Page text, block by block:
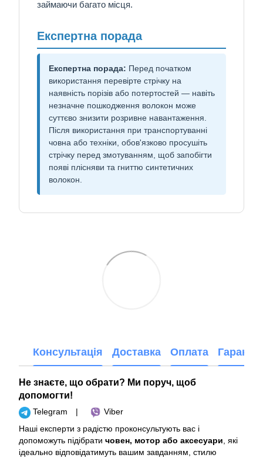
займаючи багато місця.
Експертна порада
Експертна порада: Перед початком
використання перевірте стрічку на
наявність порізів або потертостей — навіть
незначне пошкодження волокон може
суттєво знизити розривне навантаження.
Після використання при транспортуванні
човна або техніки, обов'язково просушіть
стрічку перед змотуванням, щоб запобігти
появі плісняви та гниттю синтетичних
волокон.
Консультація Доставка Оплата Гарантія
Не знаєте, що обрати? Ми поруч, щоб
допомогти!
Telegram |
Viber
Наші експерти з радістю проконсультують вас і
допоможуть підібрати човен, мотор або аксесуари , які
ідеально відповідатимуть вашим завданням, стилю